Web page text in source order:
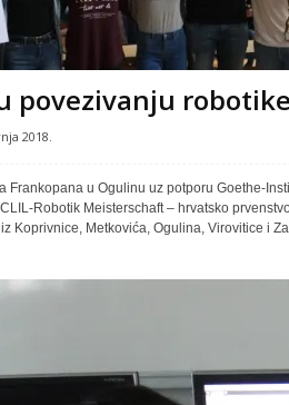
povezivanju
2018.
Frankopana u Ogulinu uz potporu Goethe-
Robotik Meisterschaft – hrvatsko
Koprivnice, Metkovića, Ogulina, Virovitice i